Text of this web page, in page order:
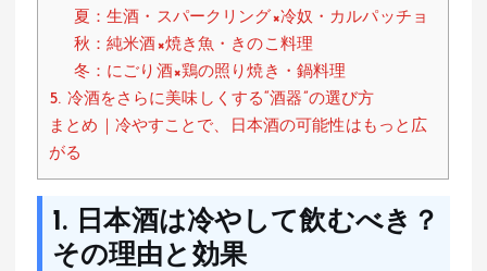
夏：生酒・スパークリング×冷奴・カルパッチョ
秋：純米酒×焼き魚・きのこ料理
冬：にごり酒×鶏の照り焼き・鍋料理
5. 冷酒をさらに美味しくする“酒器”の選び方
まとめ｜冷やすことで、日本酒の可能性はもっと広
がる
1. 日本酒は冷やして飲むべき？
その理由と効果